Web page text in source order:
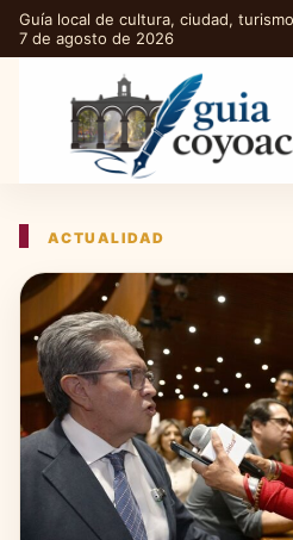
Guía local de cultura, ciudad,
7 de agosto de 2026
ACTUALIDAD